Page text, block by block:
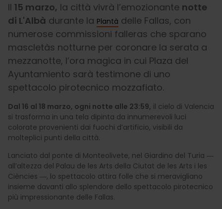
Il 15 marzo, la città vivrà l’emozionante notte
di L'Albà durante la Plantà delle Fallas, con
numerose commissioni falleras che sparano
mascletàs notturne per coronare la serata a
mezzanotte, l’ora magica in cui Plaza del
Ayuntamiento sarà testimone di uno
spettacolo pirotecnico mozzafiato.
Dal 16 al 18 marzo, ogni notte alle 23:59, il cielo di Valencia
si trasforma in una tela dipinta da innumerevoli luci
colorate provenienti dai fuochi d’artificio, visibili da
molteplici punti della città.
Lanciato dal ponte di Monteolivete, nel Giardino del Turia ―
all’altezza del Palau de les Arts della Ciutat de les Arts i les
Ciències ―, lo spettacolo attira folle che si meravigliano
insieme davanti allo splendore dello spettacolo pirotecnico
più impressionante delle Fallas.